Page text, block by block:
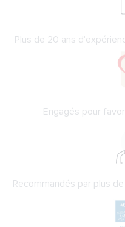
Plus de 20 ans
Engagés pour
Recommandés par plus